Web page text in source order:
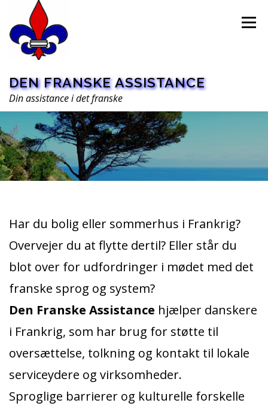
indhold
DEN FRANSKE ASSISTANCE
Din assistance i det franske
Menu
HOME
PRAKTISK ASSISTANCE
OVERSÆTTELSE OM OS
Har du bolig eller sommerhus i Frankrig?
Overvejer du at flytte dertil? Eller står du
blot over for udfordringer i mødet med det
franske sprog og system?
Den Franske Assistance hjælper danskere
i Frankrig, som har brug for støtte til
oversættelse, tolkning og kontakt til lokale
serviceydere og virksomheder.
Sproglige barrierer og kulturelle forskelle